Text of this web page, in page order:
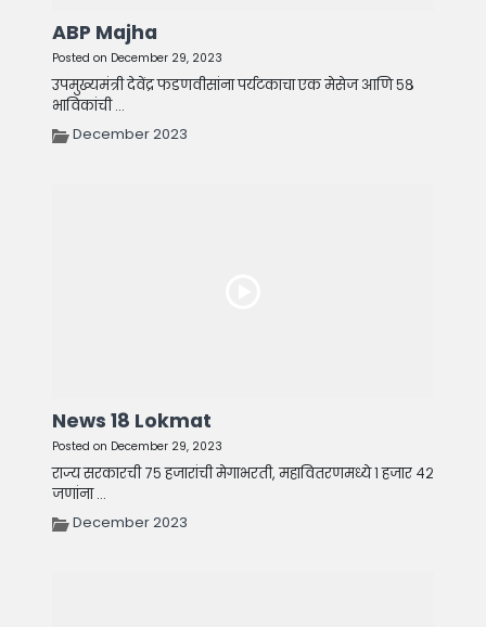
ABP Majha
Posted on December 29, 2023
उपमुख्यमंत्री देवेंद्र फडणवीसांना पर्यटकाचा एक मेसेज आणि ५८
भाविकांची ...
December 2023
News 18 Lokmat
Posted on December 29, 2023
राज्य सरकारची ७५ हजारांची मेगाभरती, महावितरणमध्ये १ हजार ४२
जणांना ...
December 2023